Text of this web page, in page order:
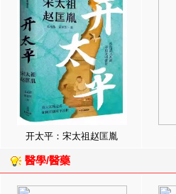
开太平：宋太祖赵匡胤
醫學/醫藥